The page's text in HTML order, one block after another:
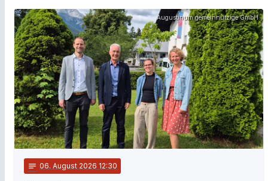
Augustinum gemeinnützige GmbH
notes 06. August 2026 12:30